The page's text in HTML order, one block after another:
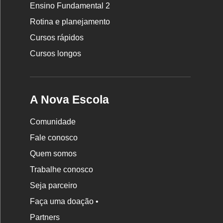
Ensino Fundamental 2
Rotina e planejamento
Cursos rápidos
Cursos longos
A Nova Escola
Comunidade
Fale conosco
Quem somos
Trabalhe conosco
Seja parceiro
Faça uma doação •
Partners